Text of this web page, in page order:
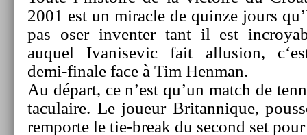
2001 est un mirac­le de quin­ze jours
pas oser in­vent­er tant il est
auquel Ivanisevic fait al­lus­ion,
demi-finale face à Tim Hen­man.
Au départ, ce n’est qu’un match de
taculaire. Le joueur Britan­nique,
re­mpor­te le tie-break du second set